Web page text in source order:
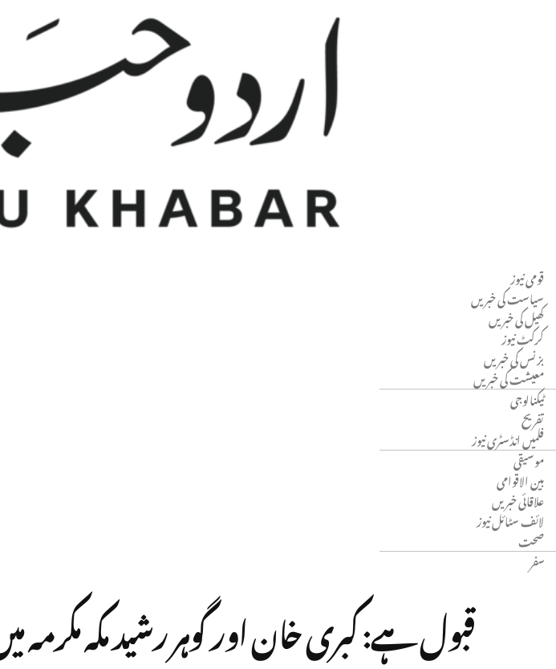
Menuقومی نیوز
سیاست کی خبریں
کھیل کی خبریں
کرکٹ نیوز
بزنس کی خبریں
معیشت کی خبریں
ٹیکنالوجی
تفریح
فلمیں انڈسٹری نیوز
موسیقی
بین الاقوامی
علاقائی خبریں
لائف سٹائل نیوز
صحت
سفر
قبول ہے: کبری خان اور گوہر رشید مکہ